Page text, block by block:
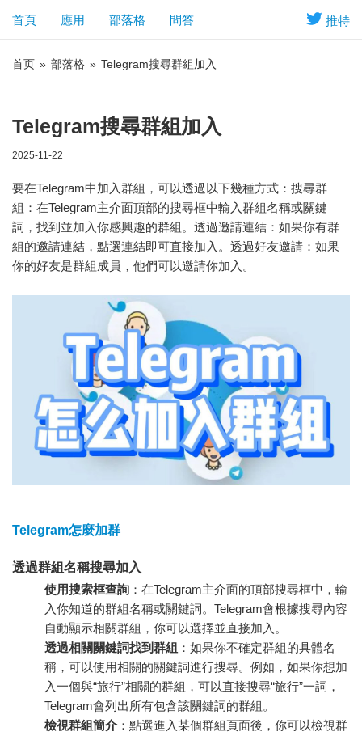
推特
首頁 應用 部落格 問答
首页 » 部落格 » Telegram搜尋群組加入
Telegram搜尋群組加入
2025-11-22
要在Telegram中加入群組，可以透過以下幾種方式：搜尋群
組：在Telegram主介面頂部的搜尋框中輸入群組名稱或關鍵
詞，找到並加入你感興趣的群組。透過邀請連結：如果你有群
組的邀請連結，點選連結即可直接加入。透過好友邀請：如果
你的好友是群組成員，他們可以邀請你加入。
Telegram怎麼加群
透過群組名稱搜尋加入
使用搜索框查詢 ：在Telegram主介面的頂部搜尋框中，輸
入你知道的群組名稱或關鍵詞。Telegram會根據搜尋內容
自動顯示相關群組，你可以選擇並直接加入。
透過相關關鍵詞找到群組 ：如果你不確定群組的具體名
稱，可以使用相關的關鍵詞進行搜尋。例如，如果你想加
入一個與“旅行”相關的群組，可以直接搜尋“旅行”一詞，
Telegram會列出所有包含該關鍵詞的群組。
檢視群組簡介 ：點選進入某個群組頁面後，你可以檢視群